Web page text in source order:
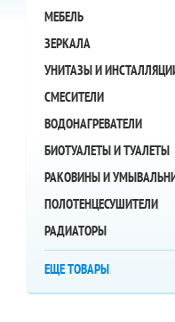
МЕБЕЛЬ
ЗЕРКАЛА
УНИТАЗЫ И
СМЕСИТЕЛИ
ВОДОНАГРЕВАТЕЛИ
БИОТУАЛЕТЫ И ТУАЛЕТЫ
РАКОВИНЫ И
ПОЛОТЕНЦЕСУШИТЕЛИ
РАДИАТОРЫ
ЕЩЕ ТОВАРЫ